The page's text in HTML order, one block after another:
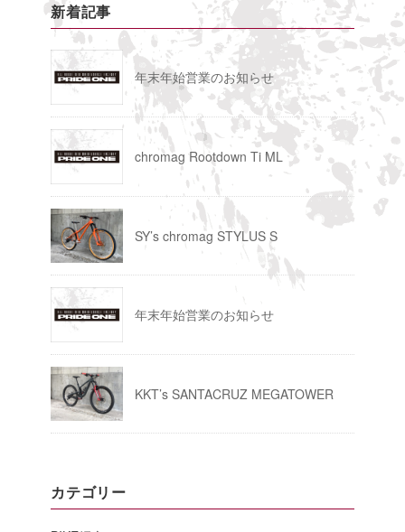
新着記事
年末年始営業のお知らせ
chromag Rootdown Ti ML
SY’s chromag STYLUS S
年末年始営業のお知らせ
KKT’s SANTACRUZ MEGATOWER
カテゴリー